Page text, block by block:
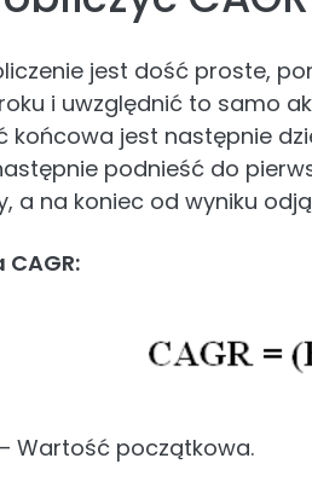
jest dość proste,
i uwzględnić to samo
końcowa jest następnie
podnieść do
a na koniec od wyniku
CAGR:
Wartość początkowa.